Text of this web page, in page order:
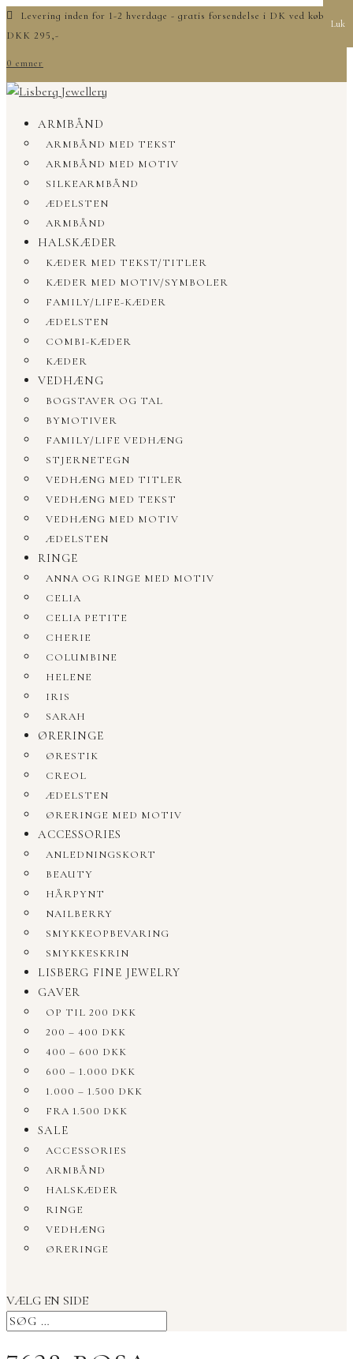
Levering inden for 1-2 hverdage - gratis forsendelse i DK ved køb over
DKK 295,-
0 emner
ARMBÅND
ARMBÅND MED TEKST
ARMBÅND MED MOTIV
SILKEARMBÅND
ÆDELSTEN
ARMBÅND
HALSKÆDER
KÆDER MED TEKST/TITLER
KÆDER MED MOTIV/SYMBOLER
FAMILY/LIFE-KÆDER
ÆDELSTEN
COMBI-KÆDER
KÆDER
VEDHÆNG
BOGSTAVER OG TAL
BYMOTIVER
FAMILY/LIFE VEDHÆNG
STJERNETEGN
VEDHÆNG MED TITLER
VEDHÆNG MED TEKST
VEDHÆNG MED MOTIV
ÆDELSTEN
RINGE
ANNA OG RINGE MED MOTIV
CELIA
CELIA PETITE
CHERIE
COLUMBINE
HELENE
IRIS
SARAH
ØRERINGE
ØRESTIK
CREOL
ÆDELSTEN
ØRERINGE MED MOTIV
ACCESSORIES
ANLEDNINGSKORT
BEAUTY
HÅRPYNT
NAILBERRY
SMYKKEOPBEVARING
SMYKKESKRIN
LISBERG FINE JEWELRY
GAVER
OP TIL 200 DKK
200 – 400 DKK
400 – 600 DKK
600 – 1.000 DKK
1.000 – 1.500 DKK
FRA 1.500 DKK
SALE
ACCESSORIES
ARMBÅND
HALSKÆDER
RINGE
VEDHÆNG
ØRERINGE
VÆLG EN SIDE
Luk